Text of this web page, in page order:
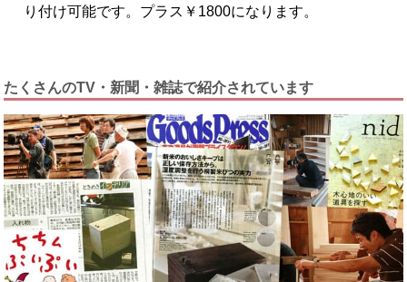
り付け可能です。プラス￥1800になります。
たくさんのTV・新聞・雑誌で紹介されています